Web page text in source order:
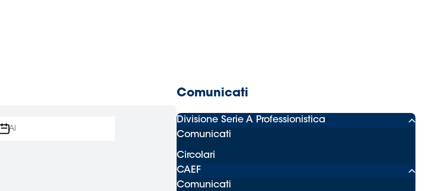
Comunicati
Divisione Serie A Professionistica
Comunicati
Circolari
CAEF
Comunicati